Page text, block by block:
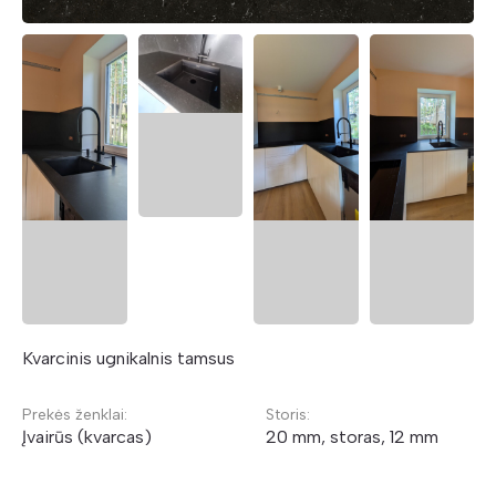
Kvarcinis ugnikalnis tamsus
Prekės ženklai:
Įvairūs (kvarcas)
Storis:
20 mm, storas, 12 mm